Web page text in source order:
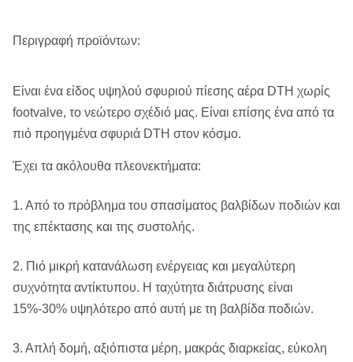
Μεταλλεία, μηχανήματα
μεταλλεύματος, πέτρινο
λατομείο
Χρήση μαζί με τα κομμάτια
Εφαρμογή
Διάτρηση DTH.
Διάμετρος τρυπανιών 65305mm
Συσκευασία
Περιγραφή προϊόντων:
Είναι ένα είδος υψηλού σφυριού πίεσης αέρα DTH χωρίς
footvalve, το νεώτερο σχέδιό μας. Είναι επίσης ένα από τα
πιό προηγμένα σφυριά DTH στον κόσμο.
Έχει τα ακόλουθα πλεονεκτήματα:
1. Από το πρόβλημα του σπασίματος βαλβίδων ποδιών και
της επέκτασης και της συστολής.
2. Πιό μικρή κατανάλωση ενέργειας και μεγαλύτερη
συχνότητα αντίκτυπου. Η ταχύτητα διάτρυσης είναι
15%-30% υψηλότερο από αυτή με τη βαλβίδα ποδιών.
3. Απλή δομή, αξιόπιστα μέρη, μακράς διαρκείας, εύκολη